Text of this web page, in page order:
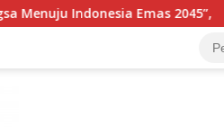
Pemerintah Indonesia dan